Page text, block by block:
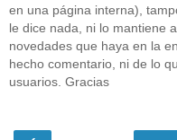
en una página interna),
le dice nada, ni lo mantiene
novedades que haya en la
hecho comentario, ni de lo
usuarios. Gracias